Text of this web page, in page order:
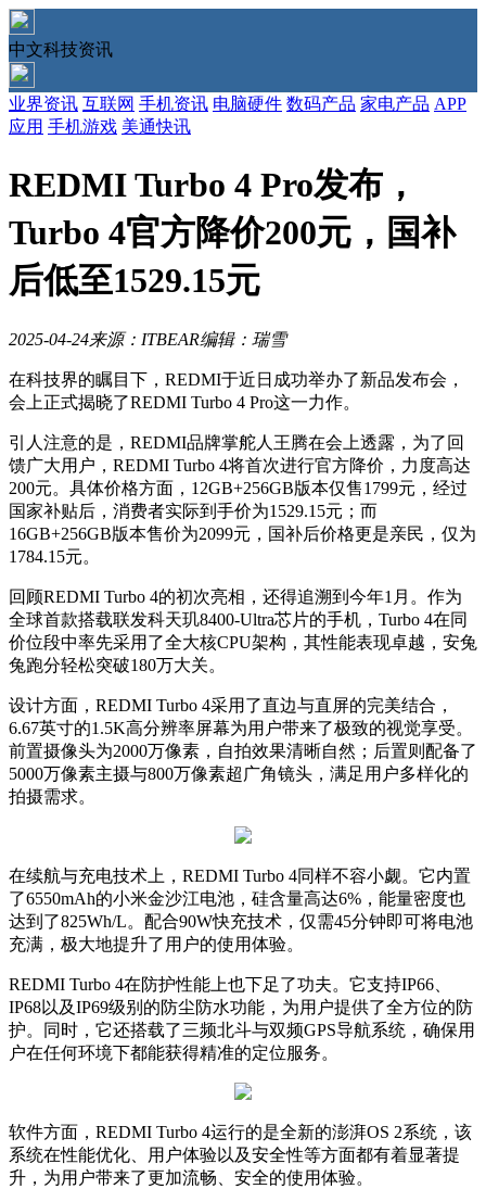
中文科技资讯
业界资讯 互联网 手机资讯 电脑硬件 数码产品 家电产品 APP
应用 手机游戏 美通快讯
REDMI Turbo 4 Pro发布，
Turbo 4官方降价200元，国补
后低至1529.15元
2025-04-24来源：ITBEAR编辑：瑞雪
在科技界的瞩目下，REDMI于近日成功举办了新品发布会，
会上正式揭晓了REDMI Turbo 4 Pro这一力作。
引人注意的是，REDMI品牌掌舵人王腾在会上透露，为了回
馈广大用户，REDMI Turbo 4将首次进行官方降价，力度高达
200元。具体价格方面，12GB+256GB版本仅售1799元，经过
国家补贴后，消费者实际到手价为1529.15元；而
16GB+256GB版本售价为2099元，国补后价格更是亲民，仅为
1784.15元。
回顾REDMI Turbo 4的初次亮相，还得追溯到今年1月。作为
全球首款搭载联发科天玑8400-Ultra芯片的手机，Turbo 4在同
价位段中率先采用了全大核CPU架构，其性能表现卓越，安兔
兔跑分轻松突破180万大关。
设计方面，REDMI Turbo 4采用了直边与直屏的完美结合，
6.67英寸的1.5K高分辨率屏幕为用户带来了极致的视觉享受。
前置摄像头为2000万像素，自拍效果清晰自然；后置则配备了
5000万像素主摄与800万像素超广角镜头，满足用户多样化的
拍摄需求。
在续航与充电技术上，REDMI Turbo 4同样不容小觑。它内置
了6550mAh的小米金沙江电池，硅含量高达6%，能量密度也
达到了825Wh/L。配合90W快充技术，仅需45分钟即可将电池
充满，极大地提升了用户的使用体验。
REDMI Turbo 4在防护性能上也下足了功夫。它支持IP66、
IP68以及IP69级别的防尘防水功能，为用户提供了全方位的防
护。同时，它还搭载了三频北斗与双频GPS导航系统，确保用
户在任何环境下都能获得精准的定位服务。
软件方面，REDMI Turbo 4运行的是全新的澎湃OS 2系统，该
系统在性能优化、用户体验以及安全性等方面都有着显著提
升，为用户带来了更加流畅、安全的使用体验。